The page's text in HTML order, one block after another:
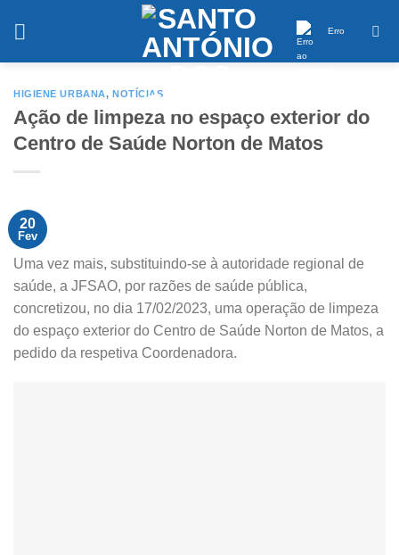
Erro
HIGIENE URBANA, NOTÍCIAS
Ação de limpeza no espaço exterior do
Centro de Saúde Norton de Matos
20
Fev
Uma vez mais, substituindo-se à autoridade regional de
saúde, a JFSAO, por razões de saúde pública,
concretizou, no dia 17/02/2023, uma operação de limpeza
do espaço exterior do Centro de Saúde Norton de Matos, a
pedido da respetiva Coordenadora.